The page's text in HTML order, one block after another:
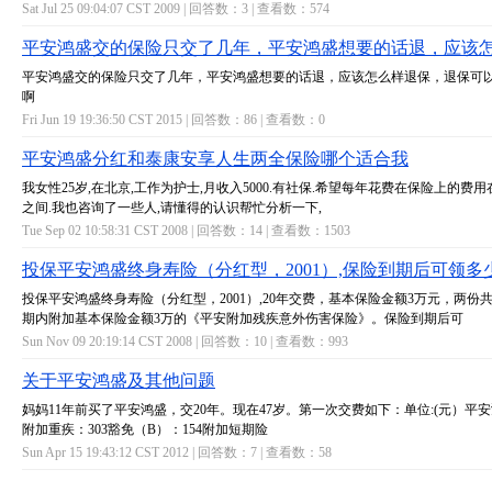
Sat Jul 25 09:04:07 CST 2009 | 回答数： 3 | 查看数： 574
平安鸿盛交的保险只交了几年，平安鸿盛想要的话退，应该
平安鸿盛交的保险只交了几年，平安鸿盛想要的话退，应该怎么样退保，退保可
啊
Fri Jun 19 19:36:50 CST 2015 | 回答数： 86 | 查看数： 0
平安鸿盛分红和泰康安享人生两全保险哪个适合我
我女性25岁,在北京,工作为护士,月收入5000.有社保.希望每年花费在保险上的费用
之间.我也咨询了一些人,请懂得的认识帮忙分析一下,
Tue Sep 02 10:58:31 CST 2008 | 回答数： 14 | 查看数： 1503
投保平安鸿盛终身寿险（分红型，2001）,保险到期后可领多
投保平安鸿盛终身寿险（分红型，2001）,20年交费，基本保险金额3万元，两份
期内附加基本保险金额3万的《平安附加残疾意外伤害保险》。保险到期后可
Sun Nov 09 20:19:14 CST 2008 | 回答数： 10 | 查看数： 993
关于平安鸿盛及其他问题
妈妈11年前买了平安鸿盛，交20年。现在47岁。第一次交费如下：单位:(元）平
附加重疾：303豁免（B）：154附加短期险
Sun Apr 15 19:43:12 CST 2012 | 回答数： 7 | 查看数： 58